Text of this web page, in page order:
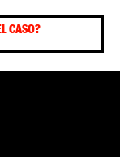
CASO?